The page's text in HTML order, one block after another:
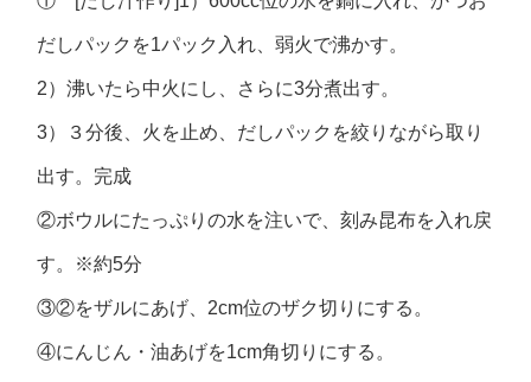
だしパックを1パック入れ、弱火で沸かす。
2）沸いたら中火にし、さらに3分煮出す。
3）３分後、火を止め、だしパックを絞りながら取り
出す。完成
②ボウルにたっぷりの水を注いで、刻み昆布を入れ戻
す。※約5分
③②をザルにあげ、2cm位のザク切りにする。
④にんじん・油あげを1cm角切りにする。